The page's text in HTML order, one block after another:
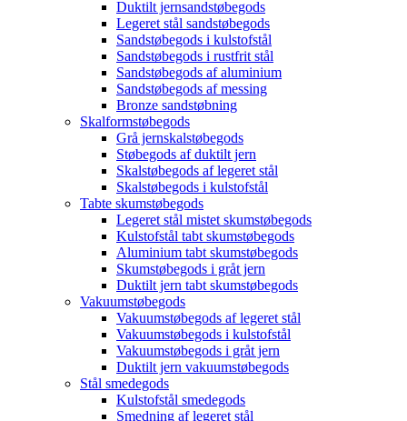
Duktilt jernsandstøbegods
Legeret stål sandstøbegods
Sandstøbegods i kulstofstål
Sandstøbegods i rustfrit stål
Sandstøbegods af aluminium
Sandstøbegods af messing
Bronze sandstøbning
Skalformstøbegods
Grå jernskalstøbegods
Støbegods af duktilt jern
Skalstøbegods af legeret stål
Skalstøbegods i kulstofstål
Tabte skumstøbegods
Legeret stål mistet skumstøbegods
Kulstofstål tabt skumstøbegods
Aluminium tabt skumstøbegods
Skumstøbegods i gråt jern
Duktilt jern tabt skumstøbegods
Vakuumstøbegods
Vakuumstøbegods af legeret stål
Vakuumstøbegods i kulstofstål
Vakuumstøbegods i gråt jern
Duktilt jern vakuumstøbegods
Stål smedegods
Kulstofstål smedegods
Smedning af legeret stål